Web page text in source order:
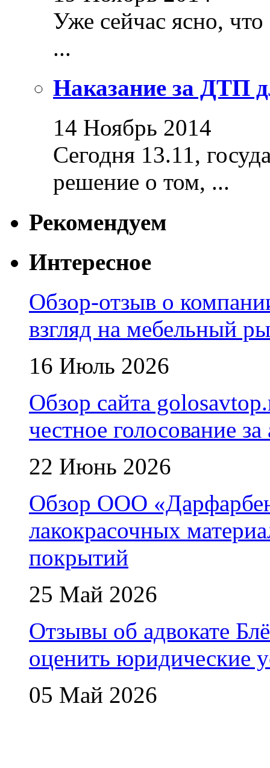
Уже сейчас ясно,
...
Наказание за ДТП
14 Ноябрь 2014
Сегодня 13.11,
решение о том, ...
Рекомендуем
Интересное
Обзор-отзыв о
взгляд на мебельный
16 Июль 2026
Обзор сайта
честное голосование
22 Июнь 2026
Обзор ООО
лакокрасочных
покрытий
25 Май 2026
Отзывы об адвокате
оценить юридические
05 Май 2026